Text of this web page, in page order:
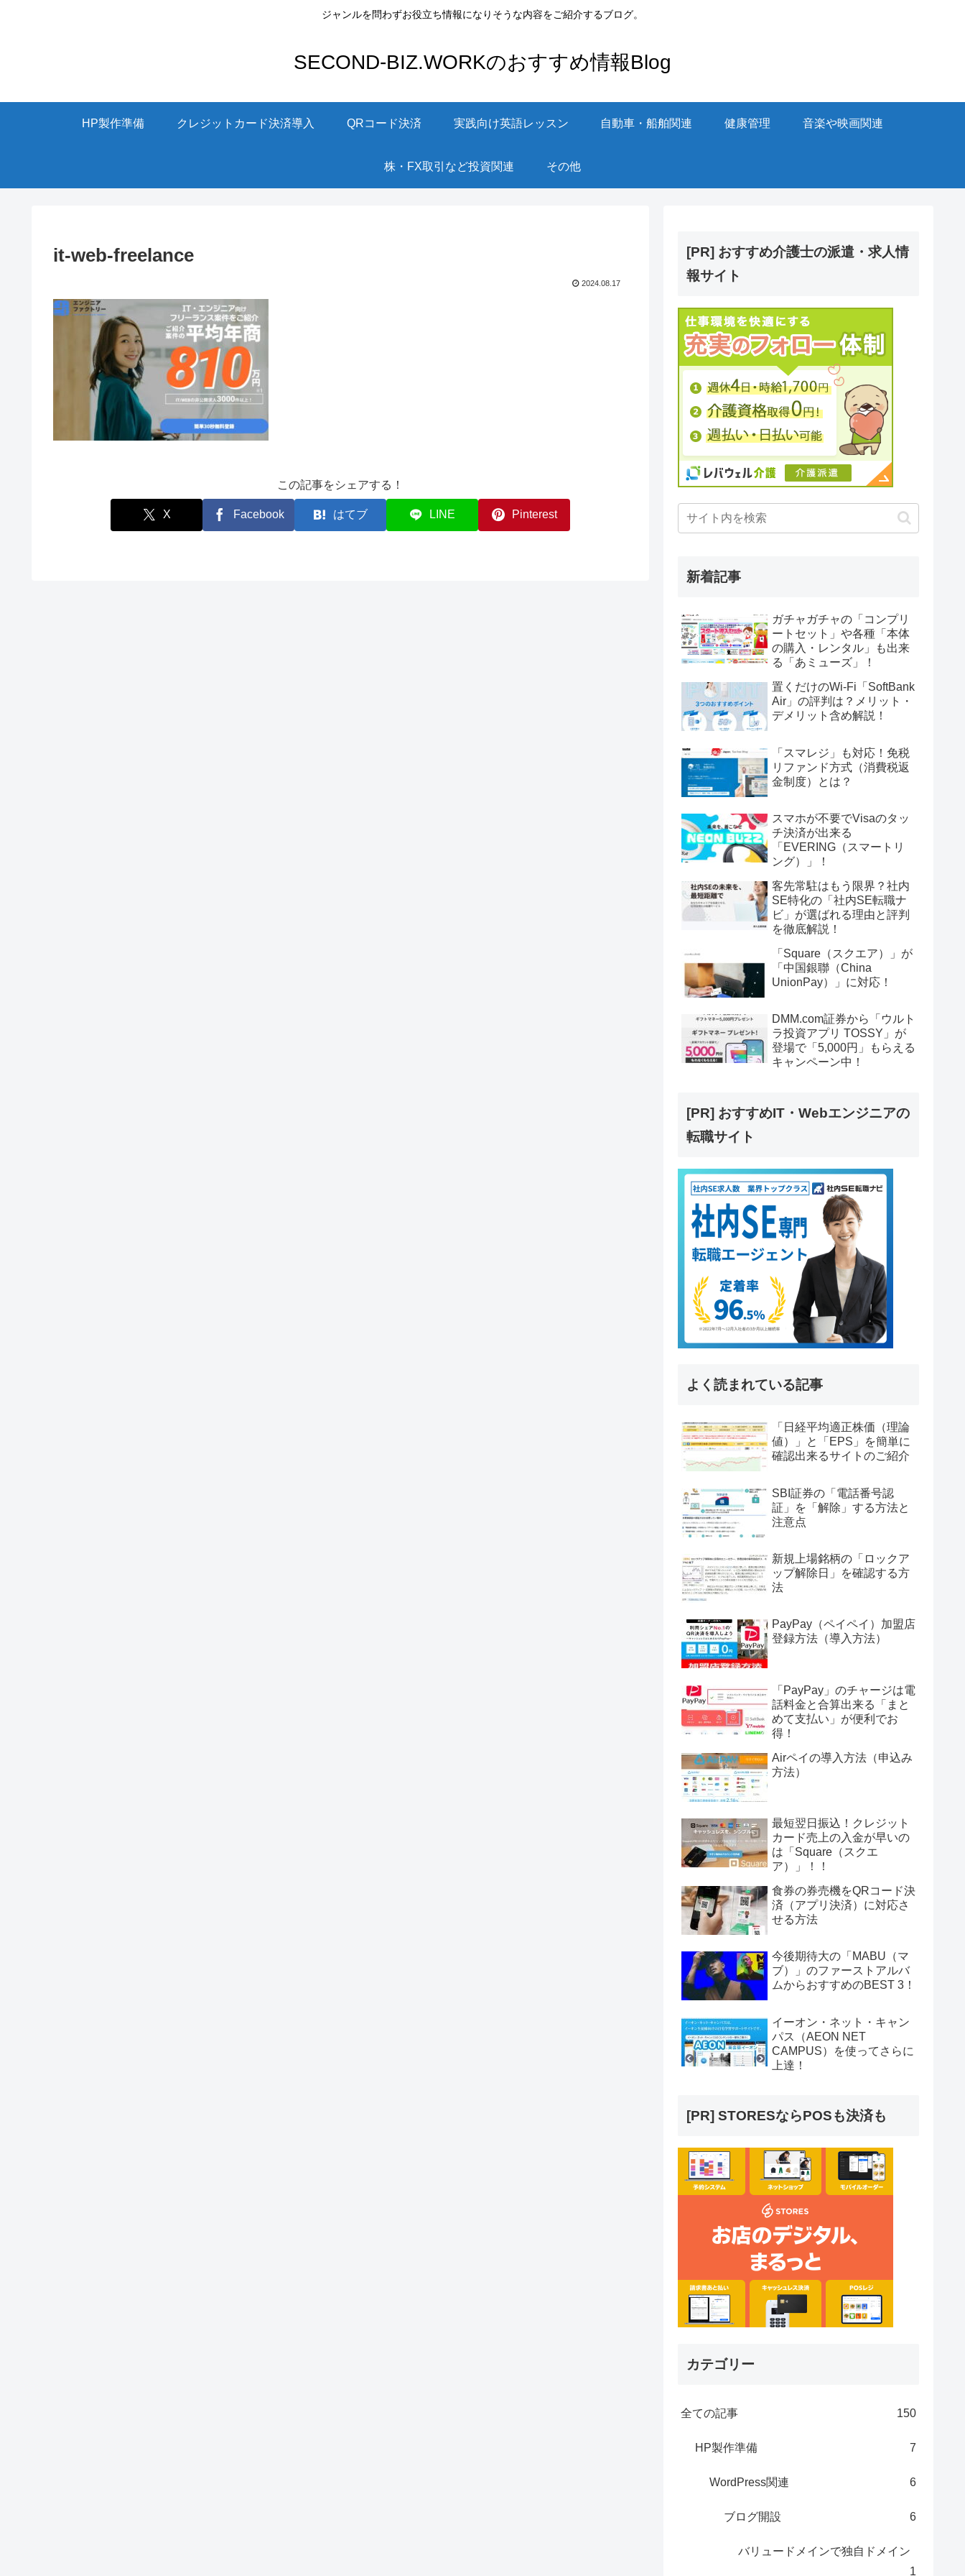
ジャンルを問わずお役立ち情報になりそうな内容をご紹介するブログ。
SECOND-BIZ.WORKのおすすめ情報Blog
HP製作準備 クレジットカード決済導入 QRコード決済 実践向け英語レッスン 自動車・船舶関連 健康管理 音楽や映画関連
株・FX取引など投資関連 その他
it-web-freelance
2024.08.17
この記事をシェアする！
X Facebook はてブ LINE Pinterest
[PR] おすすめ介護士の派遣・求人情
報サイト
新着記事
ガチャガチャの「コンプリ
ートセット」や各種「本体
の購入・レンタル」も出来
る「あミューズ」！
置くだけのWi-Fi「SoftBank
Air」の評判は？メリット・
デメリット含め解説！
「スマレジ」も対応！免税
リファンド方式（消費税返
金制度）とは？
スマホが不要でVisaのタッ
チ決済が出来る
「EVERING（スマートリ
ング）」！
客先常駐はもう限界？社内
SE特化の「社内SE転職ナ
ビ」が選ばれる理由と評判
を徹底解説！
「Square（スクエア）」が
「中国銀聯（China
UnionPay）」に対応！
DMM.com証券から「ウルト
ラ投資アプリ TOSSY」が
登場で「5,000円」もらえる
キャンペーン中！
[PR] おすすめIT・Webエンジニアの
転職サイト
よく読まれている記事
「日経平均適正株価（理論
値）」と「EPS」を簡単に
確認出来るサイトのご紹介
SBI証券の「電話番号認
証」を「解除」する方法と
注意点
新規上場銘柄の「ロックア
ップ解除日」を確認する方
法
PayPay（ペイペイ）加盟店
登録方法（導入方法）
「PayPay」のチャージは電
話料金と合算出来る「まと
めて支払い」が便利でお
得！
Airペイの導入方法（申込み
方法）
最短翌日振込！クレジット
カード売上の入金が早いの
は「Square（スクエ
ア）」！！
食券の券売機をQRコード決
済（アプリ決済）に対応さ
せる方法
今後期待大の「MABU（マ
ブ）」のファーストアルバ
ムからおすすめのBEST 3！
イーオン・ネット・キャン
パス（AEON NET
CAMPUS）を使ってさらに
上達！
[PR] STORESならPOSも決済も
カテゴリー
全ての記事 150
HP製作準備 7
WordPress関連 6
ブログ開設 6
バリュードメインで独自ドメイン
1